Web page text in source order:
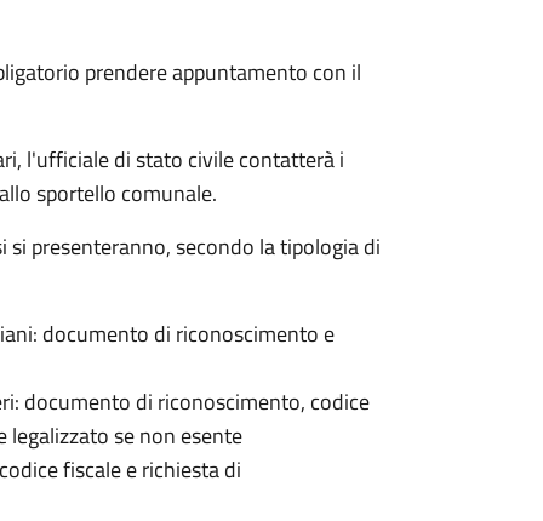
prendere appuntamento con il
l'ufficiale di stato civile contatterà i
sportello comunale.
presenteranno, secondo la tipologia di
documento di riconoscimento e
documento di riconoscimento, codice
se non esente
fiscale e richiesta di